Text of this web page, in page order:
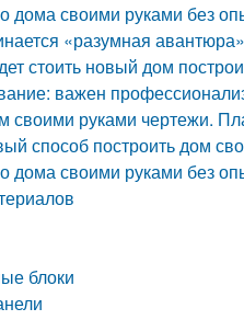
дома своими руками без
«разумная
стоить новый дом
важен
своими руками чертежи.
способ построить дом
дома своими руками без
блоки